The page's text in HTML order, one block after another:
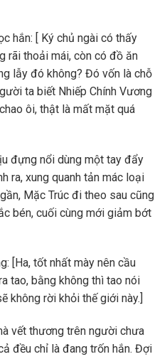
hắn: [ Ký chủ ngài có thấy
rãi thoải mái, còn có đồ ăn
lẫy đó không? Đó vốn là chỗ
ta biết Nhiếp Chính Vương
ôi, thật là mất mặt quá
đựng nổi dùng một tay đẩy
ra, xung quanh tản mác loại
Mặc Trúc đi theo sau cũng
bén, cuối cùng mới giảm bớt
[Ha, tốt nhất mày nên cầu
tao, bằng không thì tao nói
không rời khỏi thế giới này.]
vết thương trên người chưa
đều chỉ là đang trốn hắn. Đợi